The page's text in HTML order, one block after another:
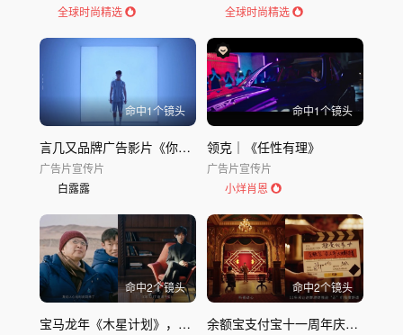
全球时尚精选
全球时尚精选
命中1个镜头
言几又品牌广告影片《你的心灵栖息地》人文空间创意短片
广告片宣传片
白露露
命中1个镜头
领克｜《任性有理》
广告片宣传片
小烊肖恩
命中2个镜头
宝马龙年《木星计划》，群星共启红运宇宙
命中2个镜头
余额宝支付宝十一周年庆创意广告